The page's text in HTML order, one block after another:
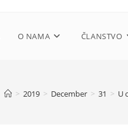
O NAMA ČLANSTVO
> 2019 > December > 31 > U